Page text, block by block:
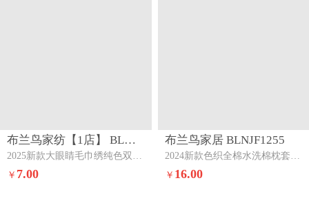
布兰鸟家纺【1店】 BLNJF1859
2025新款大眼睛毛巾绣纯色双拼水洗棉单品单枕套家用学生宿舍单件蓝橙奇缘（眼睛款）
￥ 7.00
布兰鸟家居 BLNJF1255
2024新款色织全棉水洗棉枕套一对素色风尚-灰
￥ 16.00